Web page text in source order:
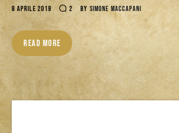
Download
8 APRILE 2019 2 BY SIMONE MACCAPANI
READ MORE